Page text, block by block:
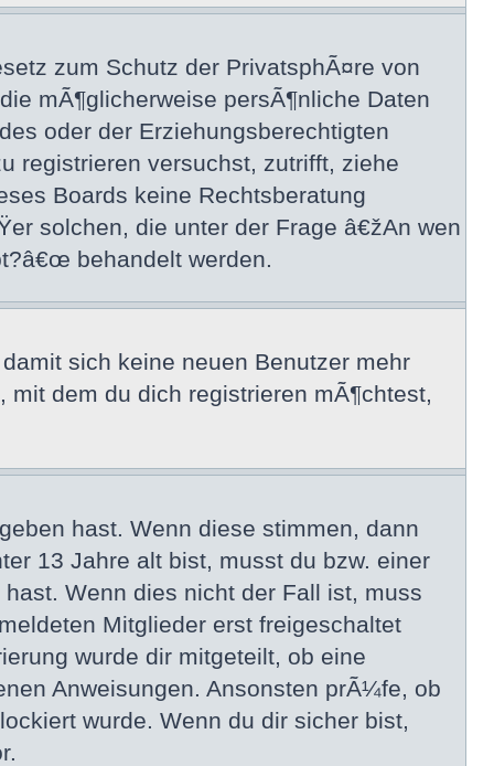
zum Schutz der PrivatsphÃ¤re von
mÃ¶glicherweise persÃ¶nliche Daten
oder der Erziehungsberechtigten
registrieren versuchst, zutrifft, ziehe
Boards keine Rechtsberatung
solchen, die unter der Frage â€žAn wen
behandelt werden.
sich keine neuen Benutzer mehr
dem du dich registrieren mÃ¶chtest,
hast. Wenn diese stimmen, dann
13 Jahre alt bist, musst du bzw. einer
Wenn dies nicht der Fall ist, muss
Mitglieder erst freigeschaltet
wurde dir mitgeteilt, ob eine
Anweisungen. Ansonsten prÃ¼fe, ob
wurde. Wenn du dir sicher bist,